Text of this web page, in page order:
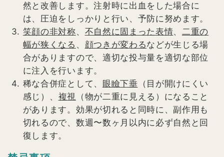
然と改善します。注射時に出血をした場合に
は、圧迫をしっかりと行い、予防に努めます。
笑顔の非対称、 不自然に固まった表情、 二重の
幅が狭くなる 、 顔つきが変わるなどが生じる場
合がありますので、適切な投与量を適切な部位
に注入を行います。
稀な合併症として、
眼瞼下垂 （目が開けにくい
感じ）、 複視 （物が二重に見える）になること
があります。効果が切れると同時に、副作用も
切れるので、数週〜数ヶ月以内に必ず自然と回
復します。